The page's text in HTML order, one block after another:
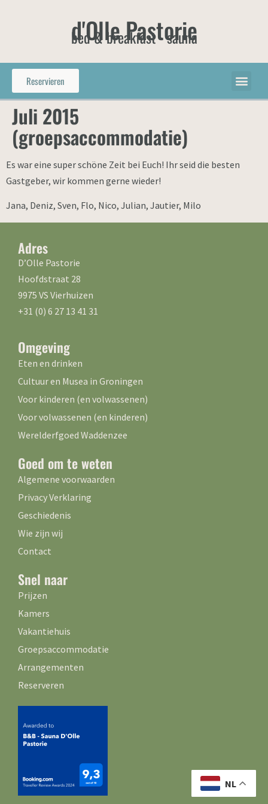
d'Olle Pastorie
bed & breakfast - sauna
Reservieren
Juli 2015
(groepsaccommodatie)
Es war eine super schöne Zeit bei Euch! Ihr seid die besten
Gastgeber, wir kommen gerne wieder!
Jana, Deniz, Sven, Flo, Nico, Julian, Jautier, Milo
Adres
D’Olle Pastorie
Hoofdstraat 28
9975 VS Vierhuizen
+31 (0) 6 27 13 41 31
Omgeving
Eten en drinken
Cultuur en Musea in Groningen
Voor kinderen (en volwassenen)
Voor volwassenen (en kinderen)
Werelderfgoed Waddenzee
Goed om te weten
Algemene voorwaarden
Privacy Verklaring
Geschiedenis
Wie zijn wij
Contact
Snel naar
Prijzen
Kamers
Vakantiehuis
Groepsaccommodatie
Arrangementen
Reserveren
NL